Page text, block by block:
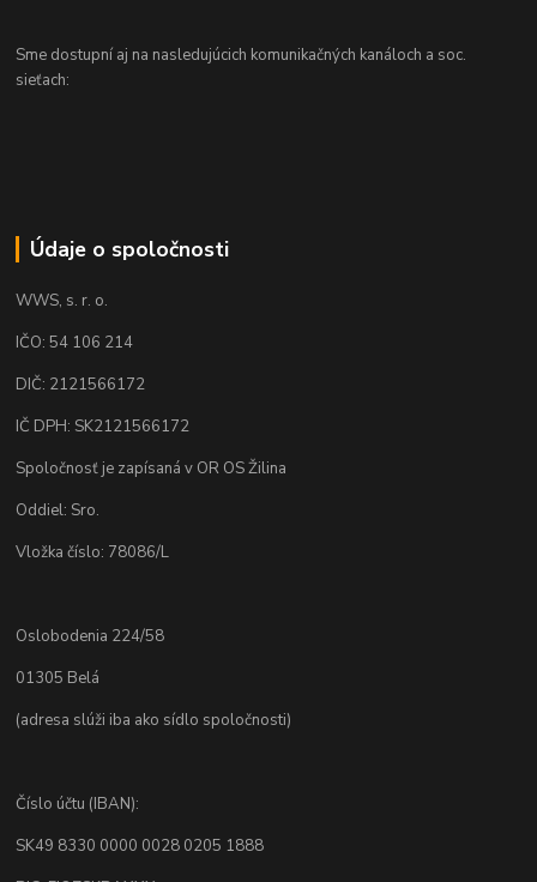
Sme dostupní aj na nasledujúcich komunikačných kanáloch a soc.
sieťach:
Údaje o spoločnosti
WWS, s. r. o.
IČO: 54 106 214
DIČ: 2121566172
IČ DPH: SK2121566172
Spoločnosť je zapísaná v OR OS Žilina
Oddiel: Sro.
Vložka číslo: 78086/L
Oslobodenia 224/58
01305 Belá
(adresa slúži iba ako sídlo spoločnosti)
Číslo účtu (IBAN):
SK49 8330 0000 0028 0205 1888